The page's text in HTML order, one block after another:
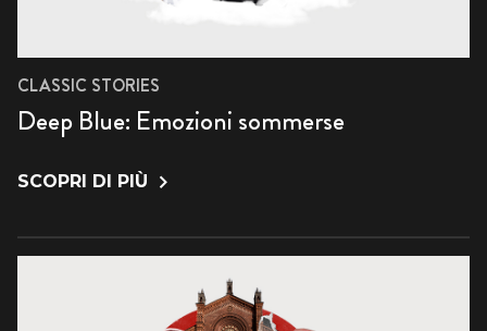
CLASSIC STORIES
Deep Blue: Emozioni sommerse
SCOPRI DI PIÙ